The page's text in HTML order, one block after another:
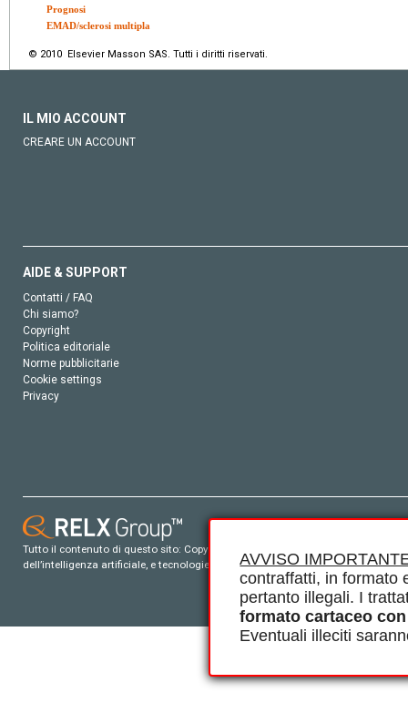
AVVISO
contraffatti, in formato
pertanto illegali. I
formato cartaceo
Eventuali illeciti
Prognosi
EMAD/sclerosi multipla
© 2010 Elsevier Masson SAS. Tutti i diritti riservati.
IL MIO ACCOUNT
CREARE UN ACCOUNT
AIDE & SUPPORT
Contatti / FAQ
Chi siamo?
Copyright
Politica editoriale
Norme pubblicitarie
Cookie settings
Privacy
Tutto il contenuto di questo sito: Copyright © 2026 Elsevier, i suoi
dell’intelligenza artificiale, e tecnologie simili. Per tutto il contenuto ‘open